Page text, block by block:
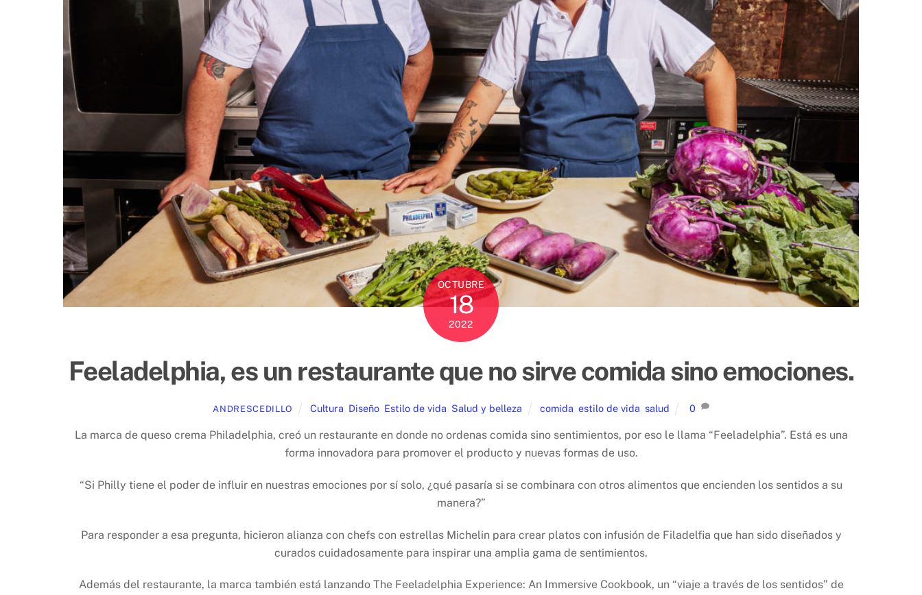
OCTUBRE
18
2022
Feeladelphia, es un restaurante que no sirve comida sino emociones.
ANDRESCEDILLO Cultura Diseño Estilo de vida Salud y belleza comida estilo de vida salud 0
La marca de queso crema Philadelphia, creó un restaurante en donde no ordenas comida sino sentimientos, por eso le llama “Feeladelphia”. Está es una
forma innovadora para promover el producto y nuevas formas de uso.
“Si Philly tiene el poder de influir en nuestras emociones por sí solo, ¿qué pasaría si se combinara con otros alimentos que encienden los sentidos a su
manera?”
Para responder a esa pregunta, hicieron alianza con chefs con estrellas Michelin para crear platos con infusión de Filadelfia que han sido diseñados y
curados cuidadosamente para inspirar una amplia gama de sentimientos.
Además del restaurante, la marca también está lanzando The Feeladelphia Experience: An Immersive Cookbook, un “viaje a través de los sentidos” de